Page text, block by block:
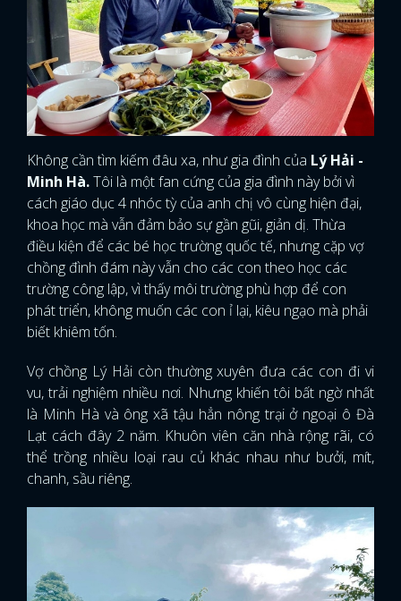
Không cần tìm kiếm đâu xa, như gia đình của Lý Hải -
Minh Hà.Tôi là một fan cứng của gia đình này bởi vì
cách giáo dục 4 nhóc tỳ của anh chị vô cùng hiện đại,
khoa học mà vẫn đảm bảo sự gần gũi, giản dị. Thừa
điều kiện để các bé học trường quốc tế, nhưng cặp vợ
chồng đình đám này vẫn cho các con theo học các
trường công lập, vì thấy môi trường phù hợp để con
phát triển, không muốn các con ỉ lại, kiêu ngạo mà phải
biết khiêm tốn.
Vợ chồng Lý Hải còn thường xuyên đưa các con đi vi
vu, trải nghiệm nhiều nơi. Nhưng khiến tôi bất ngờ nhất
là Minh Hà và ông xã tậu hẳn nông trại ở ngoại ô Đà
Lạt cách đây 2 năm. Khuôn viên căn nhà rộng rãi, có
thể trồng nhiều loại rau củ khác nhau như bưởi, mít,
chanh, sầu riêng.